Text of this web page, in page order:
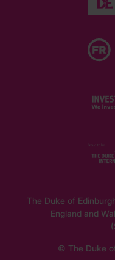
The Duke of
England and
© The Duke